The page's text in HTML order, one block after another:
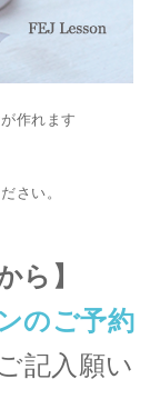
作れます
さい。
ら】
のご予約
記入願い